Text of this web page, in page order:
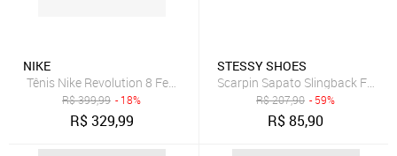
NIKE
Tênis Nike Revolution 8 Feminino
R$399,99 - 18%
R$329,99
STESSY SHOES
Scarpin Sapato Slingback
R$207,90 - 59%
R$85,90